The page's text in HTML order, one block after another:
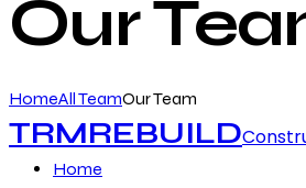
Our
HomeAll TeamOur Team
TRMREBUILD
Home